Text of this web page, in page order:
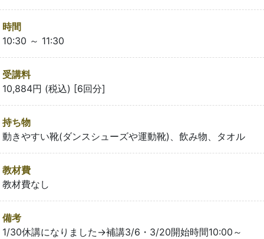
時間
10:30 ～ 11:30
受講料
10,884円 (税込) [6回分]
持ち物
動きやすい靴(ダンスシューズや運動靴)、飲み物、タオル
教材費
教材費なし
備考
1/30休講になりました→補講3/6・3/20開始時間10:00～